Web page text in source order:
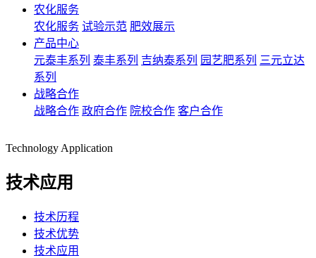
农化服务
农化服务 试验示范 肥效展示
产品中心
元泰丰系列 泰丰系列 吉纳泰系列 园艺肥系列 三元立达
系列
战略合作
战略合作 政府合作 院校合作 客户合作
Technology Application
技术应用
技术历程
技术优势
技术应用